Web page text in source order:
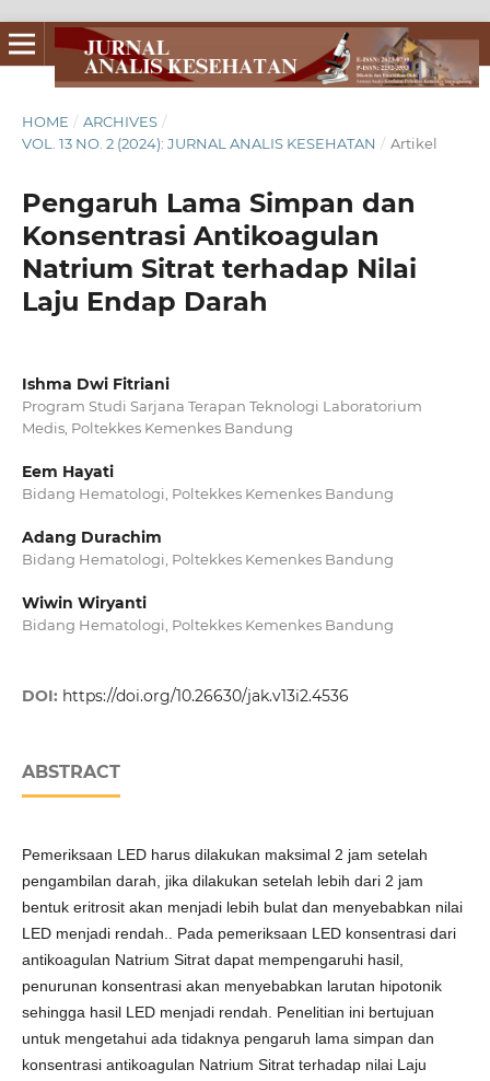
HOME / ARCHIVES /
VOL. 13 NO. 2 (2024): JURNAL ANALIS KESEHATAN / Artikel
Pengaruh Lama Simpan dan
Konsentrasi Antikoagulan
Natrium Sitrat terhadap Nilai
Laju Endap Darah
Ishma Dwi Fitriani
Program Studi Sarjana Terapan Teknologi Laboratorium
Medis, Poltekkes Kemenkes Bandung
Eem Hayati
Bidang Hematologi, Poltekkes Kemenkes Bandung
Adang Durachim
Bidang Hematologi, Poltekkes Kemenkes Bandung
Wiwin Wiryanti
Bidang Hematologi, Poltekkes Kemenkes Bandung
DOI: https://doi.org/10.26630/jak.v13i2.4536
ABSTRACT
Pemeriksaan LED harus dilakukan maksimal 2 jam setelah
pengambilan darah, jika dilakukan setelah lebih dari 2 jam
bentuk eritrosit akan menjadi lebih bulat dan menyebabkan nilai
LED menjadi rendah.. Pada pemeriksaan LED konsentrasi dari
antikoagulan Natrium Sitrat dapat mempengaruhi hasil,
penurunan konsentrasi akan menyebabkan larutan hipotonik
sehingga hasil LED menjadi rendah. Penelitian ini bertujuan
untuk mengetahui ada tidaknya pengaruh lama simpan dan
konsentrasi antikoagulan Natrium Sitrat terhadap nilai Laju